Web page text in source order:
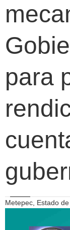
para
Metepec, Estado